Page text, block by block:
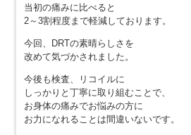
当初の痛みに比べると
2～3割程度まで軽減しております。
今回、DRTの素晴らしさを
改めて気づかされました。
今後も検査、リコイルに
しっかりと丁寧に取り組むことで、
お身体の痛みでお悩みの方に
お力になれることは間違いないです。